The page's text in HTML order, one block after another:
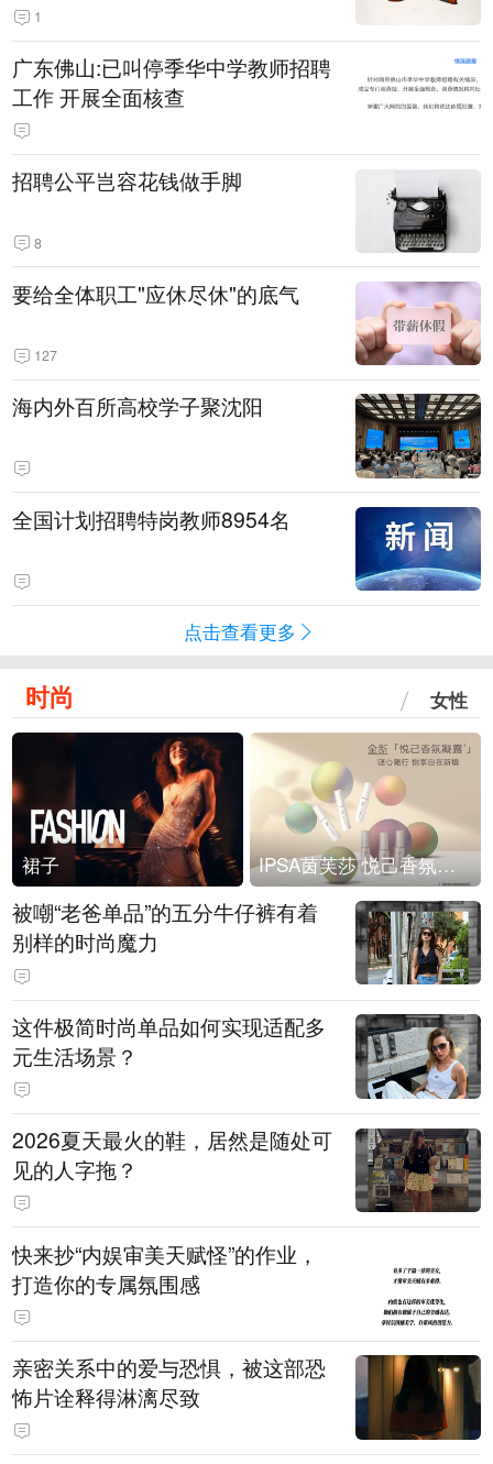
1
广东佛山:已叫停季华中学教师招聘
工作 开展全面核查
招聘公平岂容花钱做手脚
8
要给全体职工"应休尽休"的底气
127
海内外百所高校学子聚沈阳
全国计划招聘特岗教师8954名
点击查看更多
时尚 女性
裙子 IPSA茵芙莎 悦己香氛凝露上市
被嘲“老爸单品”的五分牛仔裤有着
别样的时尚魔力
这件极简时尚单品如何实现适配多
元生活场景？
2026夏天最火的鞋，居然是随处可
见的人字拖？
快来抄“内娱审美天赋怪”的作业，
打造你的专属氛围感
亲密关系中的爱与恐惧，被这部恐
怖片诠释得淋漓尽致